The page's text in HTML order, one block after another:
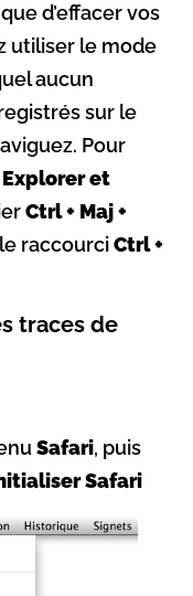
d’effacer vos
utiliser le mode
aucun
sur le
Pour
et
Ctrl + Maj +
raccourciCtrl +
traces de
Safari, puis
Safari